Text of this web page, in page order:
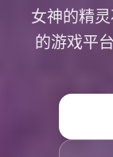
女神的精
的游戏平